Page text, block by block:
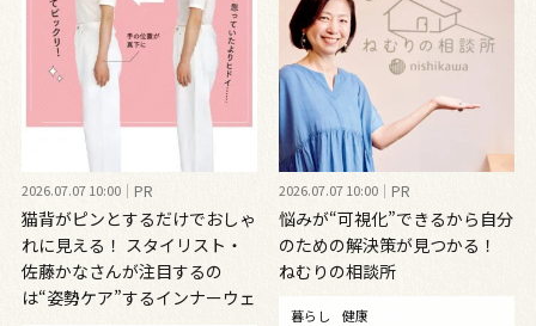
2026.07.07 10:00 PR
猫背がピンとするだけでおしゃ
れに見える！ スタイリスト・
佐藤かなさんが注目するの
は“姿勢ケア”するインナーウェ
2026.07.07 10:00 PR
悩みが“可視化”できるから自分
のための解決策が見つかる！
ねむりの相談所
暮らし 健康